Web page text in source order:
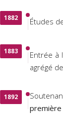
1882 Études
1883
Entrée à
agrégé
1892